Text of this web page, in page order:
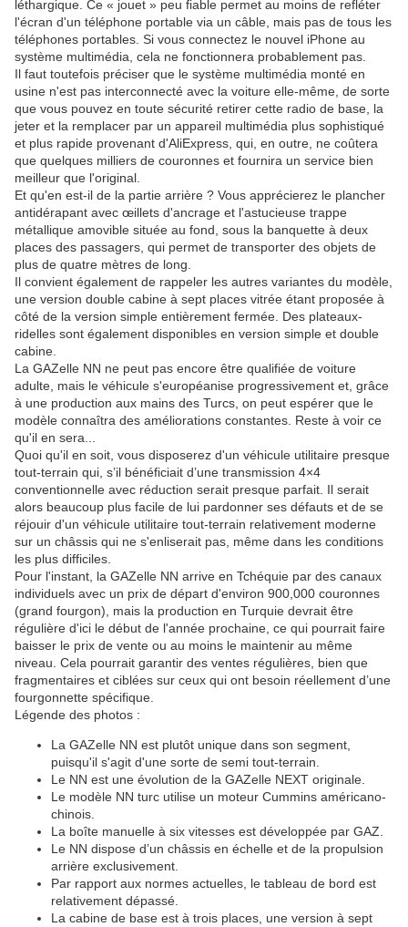
léthargique. Ce « jouet » peu fiable permet au moins de refléter
l'écran d'un téléphone portable via un câble, mais pas de tous les
téléphones portables. Si vous connectez le nouvel iPhone au
système multimédia, cela ne fonctionnera probablement pas.
Il faut toutefois préciser que le système multimédia monté en
usine n'est pas interconnecté avec la voiture elle-même, de sorte
que vous pouvez en toute sécurité retirer cette radio de base, la
jeter et la remplacer par un appareil multimédia plus sophistiqué
et plus rapide provenant d'AliExpress, qui, en outre, ne coûtera
que quelques milliers de couronnes et fournira un service bien
meilleur que l'original.
Et qu'en est-il de la partie arrière ? Vous apprécierez le plancher
antidérapant avec œillets d'ancrage et l'astucieuse trappe
métallique amovible située au fond, sous la banquette à deux
places des passagers, qui permet de transporter des objets de
plus de quatre mètres de long.
Il convient également de rappeler les autres variantes du modèle,
une version double cabine à sept places vitrée étant proposée à
côté de la version simple entièrement fermée. Des plateaux-
ridelles sont également disponibles en version simple et double
cabine.
La GAZelle NN ne peut pas encore être qualifiée de voiture
adulte, mais le véhicule s'européanise progressivement et, grâce
à une production aux mains des Turcs, on peut espérer que le
modèle connaîtra des améliorations constantes. Reste à voir ce
qu'il en sera...
Quoi qu'il en soit, vous disposerez d'un véhicule utilitaire presque
tout-terrain qui, s’il bénéficiait d’une transmission 4×4
conventionnelle avec réduction serait presque parfait. Il serait
alors beaucoup plus facile de lui pardonner ses défauts et de se
réjouir d'un véhicule utilitaire tout-terrain relativement moderne
sur un châssis qui ne s'enliserait pas, même dans les conditions
les plus difficiles.
Pour l'instant, la GAZelle NN arrive en Tchéquie par des canaux
individuels avec un prix de départ d'environ 900,000 couronnes
(grand fourgon), mais la production en Turquie devrait être
régulière d'ici le début de l'année prochaine, ce qui pourrait faire
baisser le prix de vente ou au moins le maintenir au même
niveau. Cela pourrait garantir des ventes régulières, bien que
fragmentaires et ciblées sur ceux qui ont besoin réellement d’une
fourgonnette spécifique.
Légende des photos :
La GAZelle NN est plutôt unique dans son segment,
puisqu'il s'agit d'une sorte de semi tout-terrain.
Le NN est une évolution de la GAZelle NEXT originale.
Le modèle NN turc utilise un moteur Cummins américano-
chinois.
La boîte manuelle à six vitesses est développée par GAZ.
Le NN dispose d’un châssis en échelle et de la propulsion
arrière exclusivement.
Par rapport aux normes actuelles, le tableau de bord est
relativement dépassé.
La cabine de base est à trois places, une version à sept